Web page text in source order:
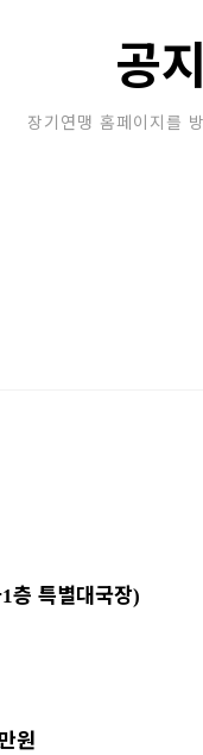
공
장기연맹 홈페이지를
1층 특별대국장)
만원